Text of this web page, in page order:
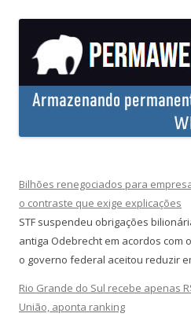
Bilhões renegociados para
o contraste que exige explicações
STF suspendeu obrigações
antiga Odebrecht em acordos com
o governo federal aceitou reduzir
Rio Grande do Sul recebe apenas
União, aponta ranking